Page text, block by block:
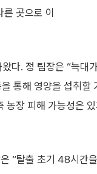
곳으로 이
다. 정 팀장은 “늑대
통해 영양을 섭취할
농장 피해 가능성은
“탈출 초기 48시간